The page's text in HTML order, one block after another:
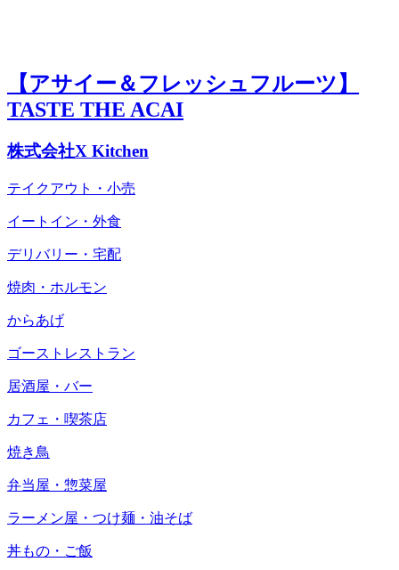
【アサイー＆フレッシュフルーツ】
TASTE THE ACAI
株式会社X Kitchen
テイクアウト・小売
イートイン・外食
デリバリー・宅配
焼肉・ホルモン
からあげ
ゴーストレストラン
居酒屋・バー
カフェ・喫茶店
焼き鳥
弁当屋・惣菜屋
ラーメン屋・つけ麺・油そば
丼もの・ご飯